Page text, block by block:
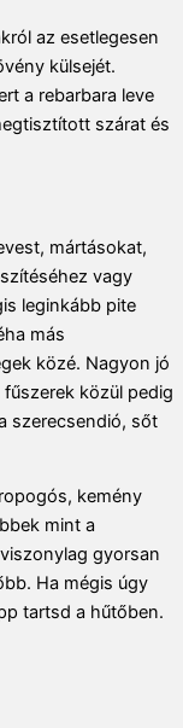
az esetlegesen
külsejét.
a rebarbara leve
szárat és
mártásokat,
vagy
leginkább pite
más
közé. Nagyon jó
közül pedig
szerecsendió, sőt
kemény
mint a
gyorsan
Ha mégis úgy
tartsd a hűtőben.